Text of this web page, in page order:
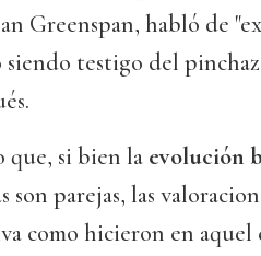
Greenspan, habló de
siendo testigo del
que, si bien la evolución
son parejas, las
como hicieron en aquel